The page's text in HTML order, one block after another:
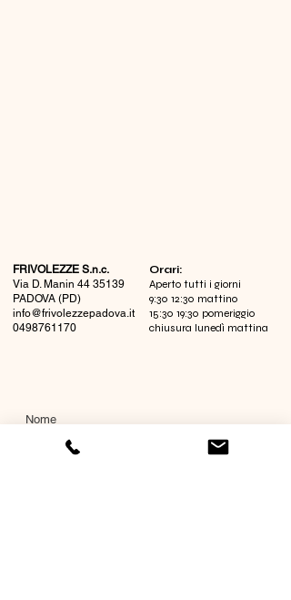
FRIVOLEZZE S.n.c.
Via D. Manin 44 35139
PADOVA (PD)
info@frivolezzepadova.it
0498761170
​Orari:
Aperto tutti i giorni
9:30 12:30 mattino
15:30 19:30 pomeriggio
chiusura lunedì mattina
Nome